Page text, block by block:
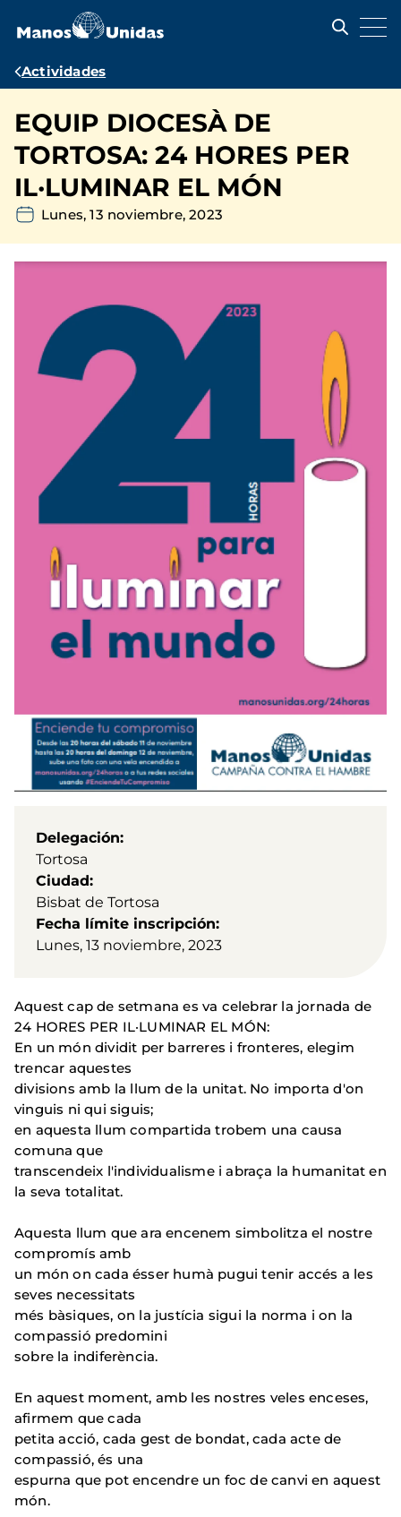
contenido
Ruta
navegación
Actividades
EQUIP DIOCESÀ DE
TORTOSA: 24 HORES PER
IL·LUMINAR EL MÓN
Lunes, 13 noviembre, 2023
Delegación
Tortosa
Ciudad
Bisbat de Tortosa
Fecha límite inscripción
Lunes, 13 noviembre, 2023
Aquest cap de setmana es va celebrar la jornada de
24 HORES PER IL·LUMINAR EL MÓN:
En un món dividit per barreres i fronteres, elegim
trencar aquestes
divisions amb la llum de la unitat. No importa d'on
vinguis ni qui siguis;
en aquesta llum compartida trobem una causa
comuna que
transcendeix l'individualisme i abraça la humanitat en
la seva totalitat.
Aquesta llum que ara encenem simbolitza el nostre
compromís amb
un món on cada ésser humà pugui tenir accés a les
seves necessitats
més bàsiques, on la justícia sigui la norma i on la
compassió predomini
sobre la indiferència.
En aquest moment, amb les nostres veles enceses,
afirmem que cada
petita acció, cada gest de bondat, cada acte de
compassió, és una
espurna que pot encendre un foc de canvi en aquest
món.